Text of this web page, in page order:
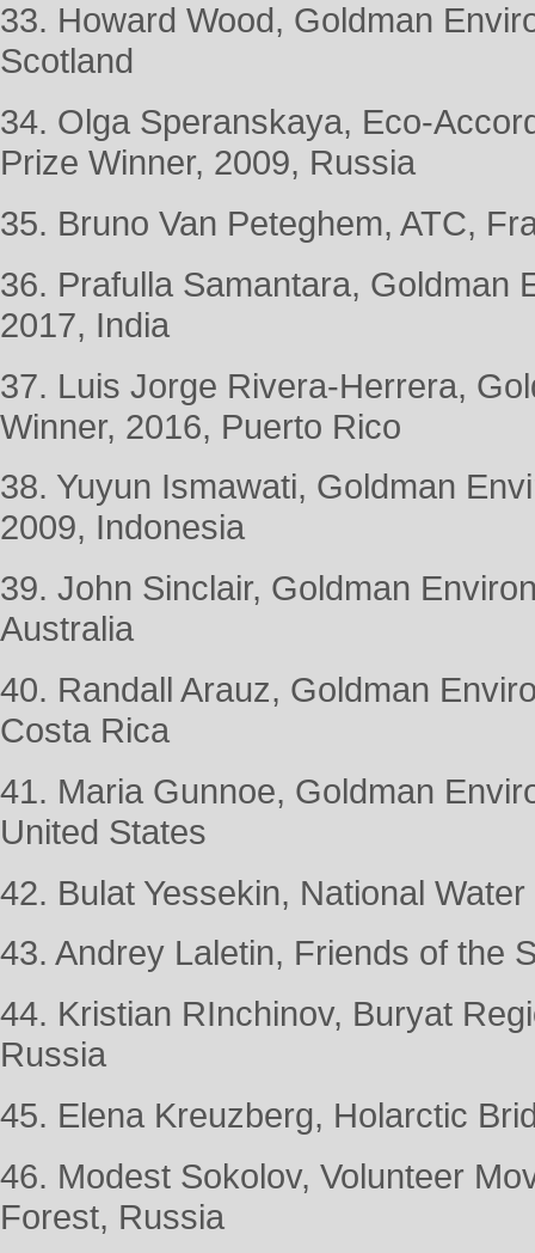
33. Howard Wood, Goldman
Scotland
34. Olga Speranskaya, Eco-
Prize Winner, 2009, Russia
35. Bruno Van Peteghem, ATC,
36. Prafulla Samantara, Goldman
2017, India
37. Luis Jorge Rivera-Herrera,
Winner, 2016, Puerto Rico
38. Yuyun Ismawati, Goldman
2009, Indonesia
39. John Sinclair, Goldman
Australia
40. Randall Arauz, Goldman
Costa Rica
41. Maria Gunnoe, Goldman
United States
42. Bulat Yessekin, National
43. Andrey Laletin, Friends of the
44. Kristian RInchinov, Buryat
Russia
45. Elena Kreuzberg, Holarctic
46. Modest Sokolov, Volunteer
Forest, Russia